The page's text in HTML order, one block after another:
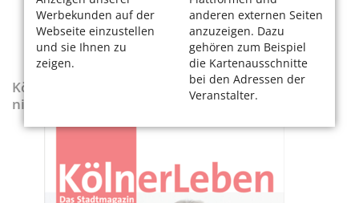
Werbekunden auf der
Webseite einzustellen
und sie Ihnen zu
zeigen.
anderen externen Seiten
anzuzeigen. Dazu
gehören zum Beispiel
die Kartenausschnitte
bei den Adressen der
Veranstalter.
KölnerLeben-Sonderausgabe „Wenn die Rente
nicht reicht“